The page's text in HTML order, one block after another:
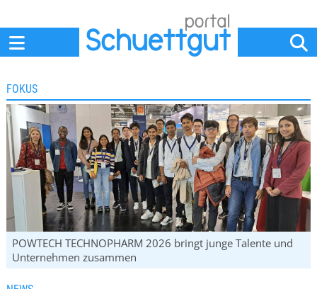
FOKUS
POWTECH TECHNOPHARM 2026 bringt junge Talente und
Unternehmen zusammen